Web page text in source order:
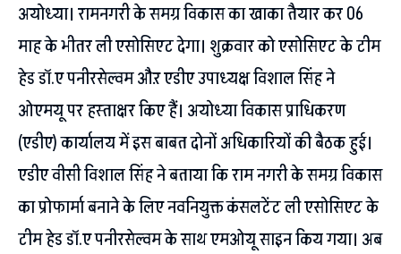
अयोध्या। रामनगरी के समग्र विकास का खाका तैयार कर 06
माह के भीतर ली एसोसिएट देगा। शुक्रवार को एसोसिएट के टीम
हेड डॉ.ए पनीरसेल्वम औऱ एडीए उपाध्यक्ष विशाल सिंह ने
ओएमयू पर हस्ताक्षर किए हैं। अयोध्या विकास प्राधिकरण
(एडीए) कार्यालय में इस बाबत दोनों अधिकारियों की बैठक हुई।
एडीए वीसी विशाल सिंह ने बताया कि राम नगरी के समग्र विकास
का प्रोफार्मा बनाने के लिए नवनियुक्त कंसलटेंट ली एसोसिएट के
टीम हेड डॉ.ए पनीरसेल्वम के साथ एमओयू साइन किय गया। अब